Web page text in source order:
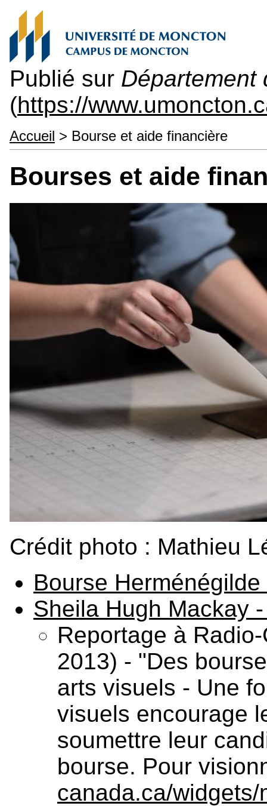
Publié sur Département
(https://
Accueil > Bourse et aide financière
Bourses et aide
Crédit photo : Mathieu
Bourse
Sheila Hugh Mackay
Reportage à
2013) - "Des
arts visuels - Une
visuels encourage
soumettre leur
bourse. Pour
canada.ca/